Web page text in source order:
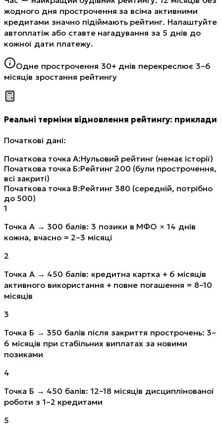
жодного дня прострочення за всіма активними
кредитами значно підіймають рейтинг. Налаштуйте
автоплатіж або ставте нагадування за 5 днів до
кожної дати платежу.
Одне прострочення 30+ днів перекреслює 3–6
місяців зростання рейтингу
Реальні терміни відновлення рейтингу: приклади
Початкові дані:
Початкова точка А:Нульовий рейтинг (немає історії)
Початкова точка Б:Рейтинг 200 (були прострочення,
всі закриті)
Початкова точка В:Рейтинг 380 (середній, потрібно
до 500)
1
Точка А → 300 балів: 3 позики в МФО × 14 днів
кожна, вчасно = 2–3 місяці
2
Точка А → 450 балів: кредитна картка + 6 місяців
активного використання + повне погашення = 8–10
місяців
3
Точка Б → 350 балів після закриття прострочень: 3–
6 місяців при стабільних виплатах за новими
позиками
4
Точка Б → 450 балів: 12–18 місяців дисциплінованої
роботи з 1–2 кредитами
5